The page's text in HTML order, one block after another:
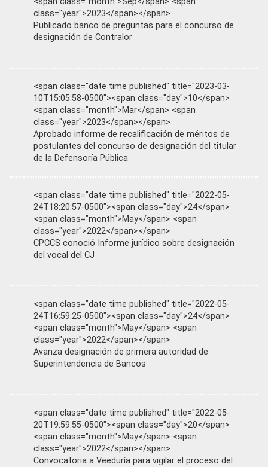
class="year">2023</span></span>
Publicado banco de preguntas para el concurso de
designación de Contralor
<span class="date time published" title="2023-03-
10T15:05:58-0500"><span class="day">10</span>
<span class="month">Mar</span> <span
class="year">2023</span></span>
Aprobado informe de recalificación de méritos de
postulantes del concurso de designación del titular
de la Defensoría Pública
<span class="date time published" title="2022-05-
24T18:20:57-0500"><span class="day">24</span>
<span class="month">May</span> <span
class="year">2022</span></span>
CPCCS conoció Informe jurídico sobre designación
del vocal del CJ
<span class="date time published" title="2022-05-
24T16:59:25-0500"><span class="day">24</span>
<span class="month">May</span> <span
class="year">2022</span></span>
Avanza designación de primera autoridad de
Superintendencia de Bancos
<span class="date time published" title="2022-05-
20T19:59:55-0500"><span class="day">20</span>
<span class="month">May</span> <span
class="year">2022</span></span>
Convocatoria a Veeduría para vigilar el proceso del